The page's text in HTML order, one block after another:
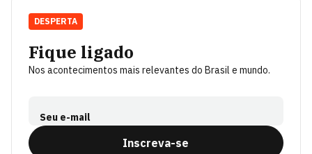
Fique ligado
Nos acontecimentos mais relevantes do Brasil e mundo.
Seu e-mail
Inscreva-se
DESPERTA